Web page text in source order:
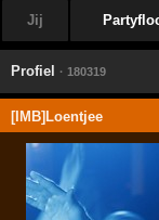
Jij
Profiel · 180319
[IMB]Loentjee